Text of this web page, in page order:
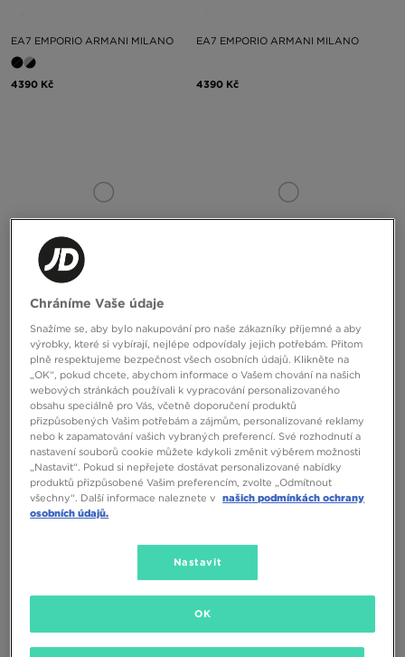
EA7 EMPORIO ARMANI MILANO
4390 Kč
EA7 EMPORIO ARMANI MILANO
4390 Kč
ONLY AT
EA7 EMPORIO ARMANI VINTAGE
4190 Kč
EA7 EMPORIO ARMANI VINTAGE
2.0
4190 Kč
TAPE
EMPORIO ARMANI 7 TRIČKO TAPE
Chráníme Vaše údaje
Snažíme se, aby bylo nakupování pro naše zákazníky příjemné a aby
výrobky, které si vybírají, nejlépe odpovídaly jejich potřebám. Přitom
plně respektujeme bezpečnost všech osobních údajů. Klikněte na
„OK“, pokud chcete, abychom informace o Vašem chování na našich
webových stránkách používali k vypracování personalizovaného
obsahu speciálně pro Vás, včetně doporučení produktů
přizpůsobených Vašim potřebám a zájmům, personalizované reklamy
nebo k zapamatování vašich vybraných preferencí. Své rozhodnutí a
nastavení souborů cookie můžete kdykoli změnit výběrem možnosti
„Nastavit“. Pokud si nepřejete dostávat personalizované nabídky
produktů přizpůsobené Vašim preferencím, zvolte „Odmítnout
všechny“. Další informace naleznete v našich podmínkách ochrany
osobních údajů.
Nastavit
OK